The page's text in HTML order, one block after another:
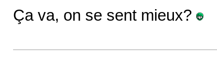
Ça va, on se sent mieux?